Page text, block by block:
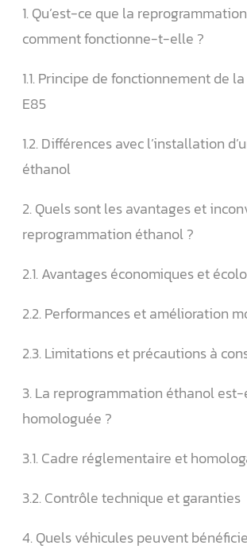
1. Qu’est-ce que la
comment fonctionne-t-elle ?
1.1. Principe de fonctionnement de
E85
1.2. Différences avec l’installation
éthanol
2. Quels sont les avantages et
reprogrammation éthanol ?
2.1. Avantages économiques et
2.2. Performances et amélioration
2.3. Limitations et précautions à
3. La reprogrammation éthanol
homologuée ?
3.1. Cadre réglementaire et
3.2. Contrôle technique et garanties
4. Quels véhicules peuvent